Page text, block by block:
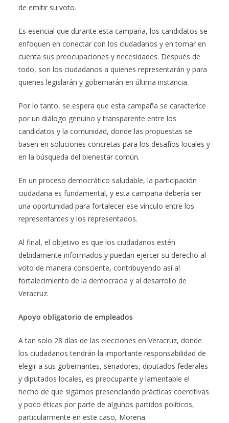
de emitir su voto.
Es esencial que durante esta campaña, los candidatos se
enfoquen en conectar con los ciudadanos y en tomar en
cuenta sus preocupaciones y necesidades. Después de
todo, son los ciudadanos a quienes representarán y para
quienes legislarán y gobernarán en última instancia.
Por lo tanto, se espera que esta campaña se caracterice
por un diálogo genuino y transparente entre los
candidatos y la comunidad, donde las propuestas se
basen en soluciones concretas para los desafíos locales y
en la búsqueda del bienestar común.
En un proceso democrático saludable, la participación
ciudadana es fundamental, y esta campaña debería ser
una oportunidad para fortalecer ese vínculo entre los
representantes y los representados.
Al final, el objetivo es que los ciudadanos estén
debidamente informados y puedan ejercer su derecho al
voto de manera consciente, contribuyendo así al
fortalecimiento de la democracia y al desarrollo de
Veracruz.
Apoyo obligatorio de empleados
A tan solo 28 días de las elecciones en Veracruz, donde
los ciudadanos tendrán la importante responsabilidad de
elegir a sus gobernantes, senadores, diputados federales
y diputados locales, es preocupante y lamentable el
hecho de que sigamos presenciando prácticas coercitivas
y poco éticas por parte de algunos partidos políticos,
particularmente en este caso, Morena.